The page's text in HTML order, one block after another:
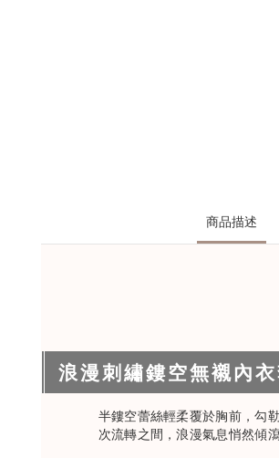
商品描述
浪漫刺繡鏤空無襯內
半鏤空蕾絲輕柔覆於胸前，勾
次流轉之間，浪漫氣息悄然傾